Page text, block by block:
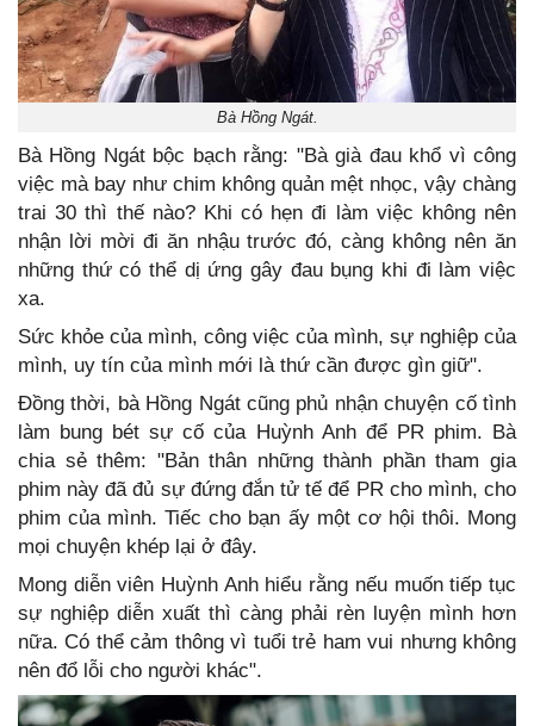
Bà Hồng Ngát.
Bà Hồng Ngát bộc bạch rằng: "Bà già đau khổ vì công
việc mà bay như chim không quản mệt nhọc, vậy chàng
trai 30 thì thế nào? Khi có hẹn đi làm việc không nên
nhận lời mời đi ăn nhậu trước đó, càng không nên ăn
những thứ có thể dị ứng gây đau bụng khi đi làm việc
xa.
Sức khỏe của mình, công việc của mình, sự nghiệp của
mình, uy tín của mình mới là thứ cần được gìn giữ".
Đồng thời, bà Hồng Ngát cũng phủ nhận chuyện cố tình
làm bung bét sự cố của Huỳnh Anh để PR phim. Bà
chia sẻ thêm: "Bản thân những thành phần tham gia
phim này đã đủ sự đứng đắn tử tế để PR cho mình, cho
phim của mình. Tiếc cho bạn ấy một cơ hội thôi. Mong
mọi chuyện khép lại ở đây.
Mong diễn viên Huỳnh Anh hiểu rằng nếu muốn tiếp tục
sự nghiệp diễn xuất thì càng phải rèn luyện mình hơn
nữa. Có thể cảm thông vì tuổi trẻ ham vui nhưng không
nên đổ lỗi cho người khác".